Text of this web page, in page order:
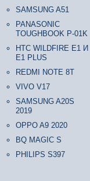
SAMSUNG A51
PANASONIC
TOUGHBOOK P-01K
HTC WILDFIRE E1 И
E1 PLUS
REDMI NOTE 8T
VIVO V17
SAMSUNG A20S
2019
OPPO A9 2020
BQ MAGIC S
PHILIPS S397